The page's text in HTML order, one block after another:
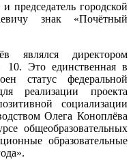
председатель городской
знак «Почётный
являлся директором
Это единственная в
статус федеральной
реализации проекта
социализации
Олега Коноплёва
общеобразовательных
образовательные